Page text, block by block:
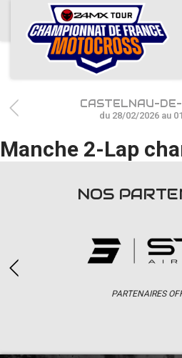
ACCUEIL
ACTUS
CALENDRIER
RÉSULTATS
PHOTOS / WEB TV
CASTELNAU-
du 28/02/2026 au
Manche 2-Lap
NOS
PARTENAIRES